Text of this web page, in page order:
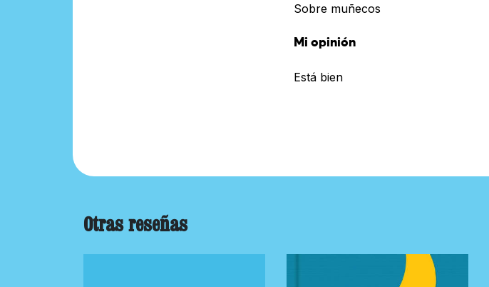
Sobre muñecos
Mi opinión
Está bien
Otras reseñas